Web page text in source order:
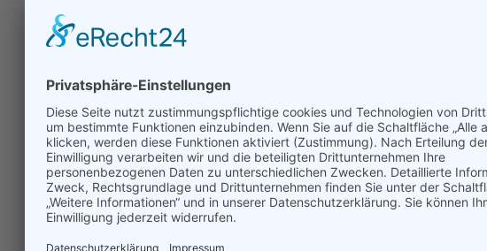
wichtiges Anliegen. Aus diesem Grund ist das Einhalten der
gesetzlichen Bestimmungen zum Datenschutz für die
Die Tanzschule erhebt, verarbeitet und nutzt die
Verfahren, soweit diese für die Begründung, inhaltliche
Ausgestaltung und/oder Änderungen des Angebots der
Website erforderlich sind (Bestandsdaten) gemäß §§ 28 BDSG,
14 TMG.
Ferner erhebt, verarbeitet und nutzt die Tanzschule Nutzungs-
und Abrechnungsdaten des Kunden, soweit dies erforderlich
ist, um die Inanspruchnahme von Telemedien zu ermöglichen
und abzurechnen (Nutzungsdaten) gemäß §§ 28 ff. BDSG, 15